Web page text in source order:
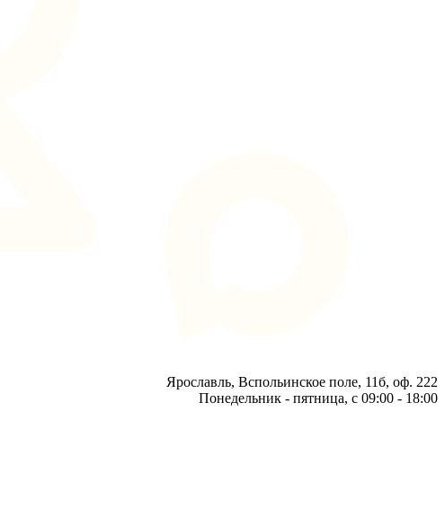
Ярославль, Вспольинское поле, 11б, оф. 222
Понедельник - пятница, с 09:00 - 18:00